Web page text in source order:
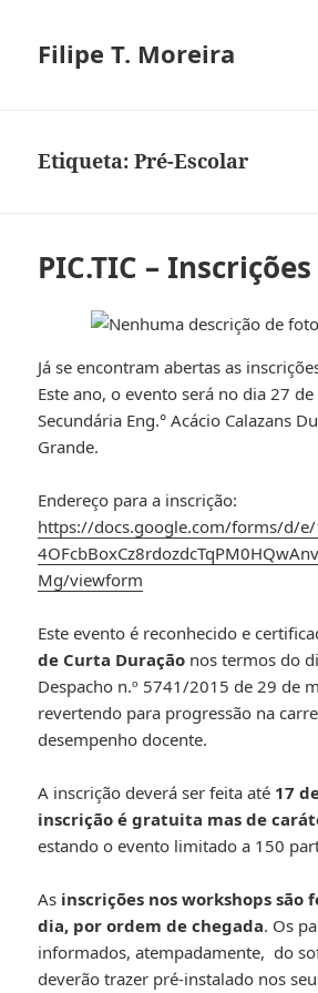
Filipe T. Moreira
Etiqueta:Pré-Escolar
PIC.TIC –
Já se encontram abertas as
Este ano, o evento será no dia 27
Secundária Eng.° Acácio Calazans
Grande.
Endereço para a inscrição:
https://docs.google.com/forms/d/e/
Mg/viewform
Este evento é reconhecido e
de Curta Duração nos termos do
Despacho n.º 5741/2015 de 29 de
revertendo para progressão na
desempenho docente.
A inscrição deverá ser feita até 17
inscrição é gratuita mas de
estando o evento limitado a 150
As inscrições nos workshops são
dia, por ordem de chegada. Os
informados, atempadamente, do
deverão trazer pré-instalado nos